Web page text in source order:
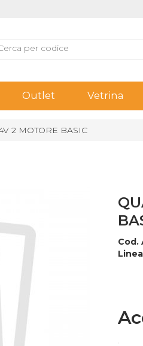
Outlet Vetrina
2 MOTORE BASIC
Cod.